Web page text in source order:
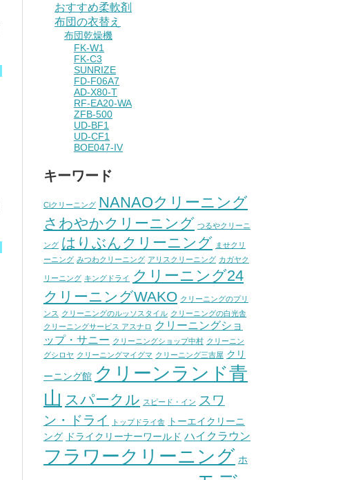
おすすめ柔軟剤
布団の衣替え
布団乾燥機
FK-W1
FK-C3
SUNRIZE
FD-F06A7
AD-X80-T
RF-EA20-WA
ZFB-500
UD-BF1
UD-CF1
BOE047-IV
キーワード
Ciクリーニング NANAOクリーニング
さわやかクリーニング つるやクリーニ
ング はりぶんクリーニング ませクリ
ーニング みつわクリーニング アリスクリーニング カガヤク
リーニング キングドライ クリーニング24
クリーニングWAKO クリーニングのプリ
ンス クリーニングのルッソスタイル クリーニングの白光舎
クリーニングサービス アスナロ
クリーニングショ
ップ・サニー クリーニングショップ中村 クリーニン
グシロヤ クリーニングマイグマ クリーニング三吉屋 クリ
ーニング館 クリーンランド青
山 スパークル スピード・イン スワ
ン・ドライ
トップドライ舎
トーエイクリーニ
ング ドライクリーナーワールド ハイクラウン
フラワークリーニング ホ